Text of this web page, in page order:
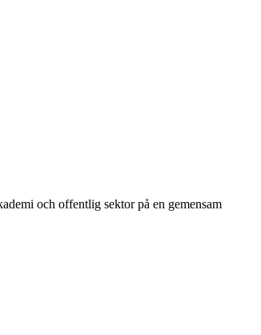
och offentlig sektor på en gemensam